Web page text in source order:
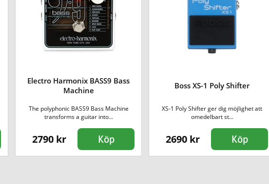
Electro Harmonix BASS9 Bass
Machine
The polyphonic BASS9 Bass Machine
transforms a guitar into...
2790 kr Köp
Boss XS-1 Poly Shifter
XS-1 Poly Shifter ger dig möjlighet att
omedelbart st...
2690 kr Köp